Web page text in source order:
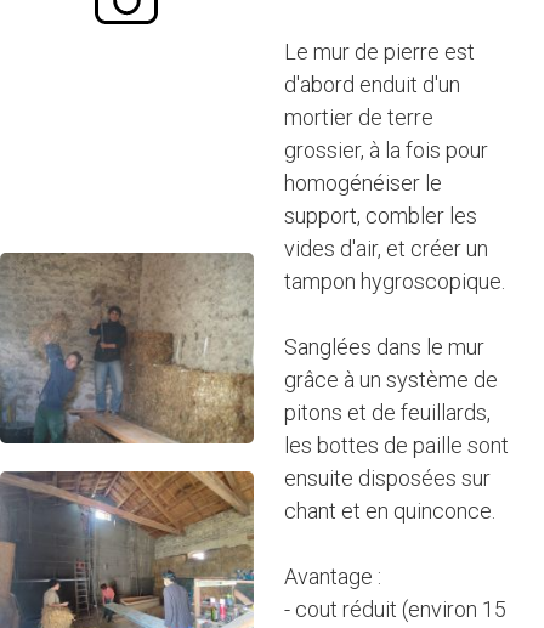
Le mur de pierre est
d'abord enduit d'un
mortier de terre
grossier, à la fois pour
homogénéiser le
support, combler les
vides d'air, et créer un
tampon hygroscopique.
Sanglées dans le mur
grâce à un système de
pitons et de feuillards,
les bottes de paille sont
ensuite disposées sur
chant et en quinconce.
Avantage :
- cout réduit (environ 15